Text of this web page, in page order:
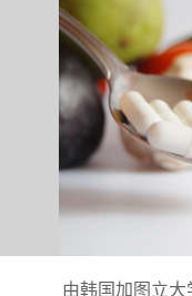
由韩国加图立